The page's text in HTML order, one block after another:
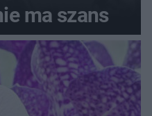
ma szans